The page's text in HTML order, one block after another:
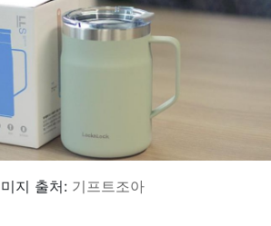
지 출처: 기프트조아